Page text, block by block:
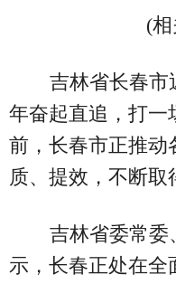
(
吉林省长春市
年奋起直追，打一
前，长春市正推动
质、提效，不断取
吉林省委常委
示，长春正处在全